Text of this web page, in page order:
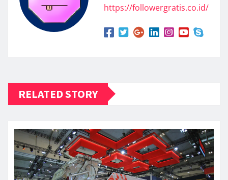
https://followergratis.co.id/
RELATED STORY